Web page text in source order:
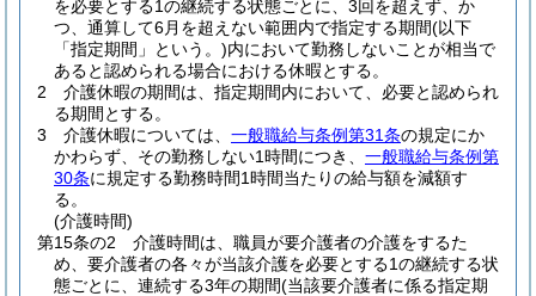
を必要とする1の継続する状態ごとに、3回を超えず、か
つ、通算して6月を超えない範囲内で指定する期間(以下
「指定期間」という。)内において勤務しないことが相当で
あると認められる場合における休暇とする。
2
介護休暇の期間は、指定期間内において、必要と認められ
る期間とする。
3
介護休暇については、 一般職給与条例第31条の規定にか
かわらず、その勤務しない1時間につき、 一般職給与条例第
30条に規定する勤務時間1時間当たりの給与額を減額す
る。
(介護時間)
第15条の2
介護時間は、職員が要介護者の介護をするた
め、要介護者の各々が当該介護を必要とする1の継続する状
態ごとに、連続する3年の期間(当該要介護者に係る指定期